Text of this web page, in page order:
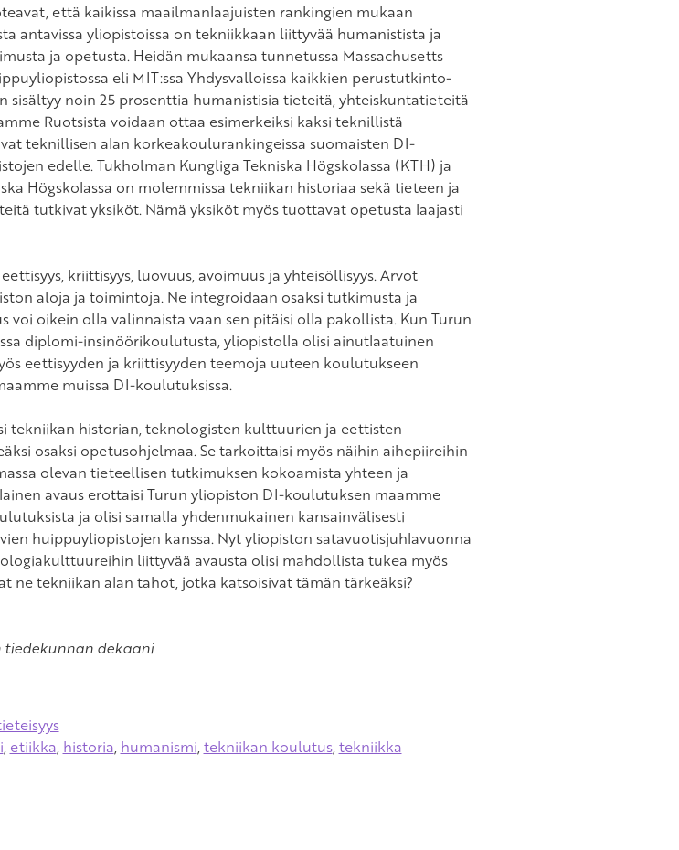
että kaikissa maailmanlaajuisten rankingien mukaan
antavissa yliopistoissa on tekniikkaan liittyvää humanistista ja
ja opetusta. Heidän mukaansa tunnetussa Massachusetts
eli MIT:ssa Yhdysvalloissa kaikkien perustutkinto-
sisältyy noin 25 prosenttia humanistisia tieteitä, yhteiskuntatieteitä
Ruotsista voidaan ottaa esimerkeiksi kaksi teknillistä
teknillisen alan korkeakoulurankingeissa suomaisten DI-
edelle. Tukholman Kungliga Tekniska Högskolassa (KTH) ja
Högskolassa on molemmissa tekniikan historiaa sekä tieteen ja
tutkivat yksiköt. Nämä yksiköt myös tuottavat opetusta laajasti
kriittisyys, luovuus, avoimuus ja yhteisöllisyys. Arvot
aloja ja toimintoja. Ne integroidaan osaksi tutkimusta ja
voi oikein olla valinnaista vaan sen pitäisi olla pakollista. Kun Turun
diplomi-insinöörikoulutusta, yliopistolla olisi ainutlaatuinen
eettisyyden ja kriittisyyden teemoja uuteen koulutukseen
muissa DI-koulutuksissa.
tekniikan historian, teknologisten kulttuurien ja eettisten
osaksi opetusohjelmaa. Se tarkoittaisi myös näihin aihepiireihin
olevan tieteellisen tutkimuksen kokoamista yhteen ja
avaus erottaisi Turun yliopiston DI-koulutuksen maamme
ja olisi samalla yhdenmukainen kansainvälisesti
huippuyliopistojen kanssa. Nyt yliopiston satavuotisjuhlavuonna
liittyvää avausta olisi mahdollista tukea myös
ne tekniikan alan tahot, jotka katsoisivat tämän tärkeäksi?
dekaani
, etiikka, historia, humanismi,tekniikan koulutus,tekniikka